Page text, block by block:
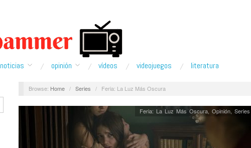
noticias opinión ví­deos videojuegos literatura
Browse: Home / Series / Feria: La Luz Más Oscura
Feria: La Luz Más Oscura ,Opinión,Series